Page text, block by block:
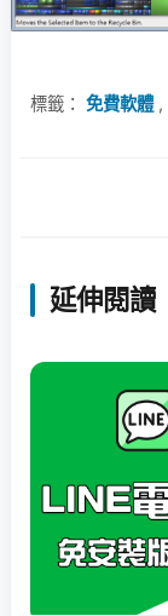
標籤： 免費軟體,
延伸閱讀